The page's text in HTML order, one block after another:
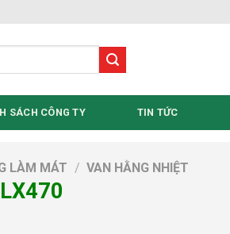
SÁCH CÔNG TY TIN TỨC
LÀM MÁT / VAN HẰNG NHIỆT